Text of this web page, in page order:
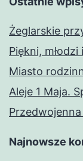
Żeglarskie
Piękni, młodzi
Miasto
Aleje 1 Maja.
Najnowsze